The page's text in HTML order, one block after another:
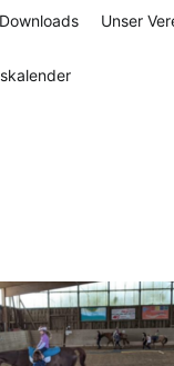
Downloads Unser